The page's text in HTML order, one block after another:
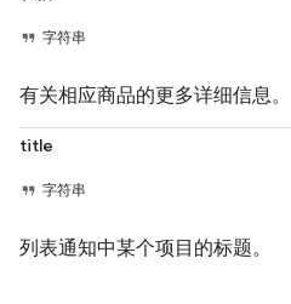
字符串
有关相应商品的更多详细信息。
title
字符串
列表通知中某个项目的标题。